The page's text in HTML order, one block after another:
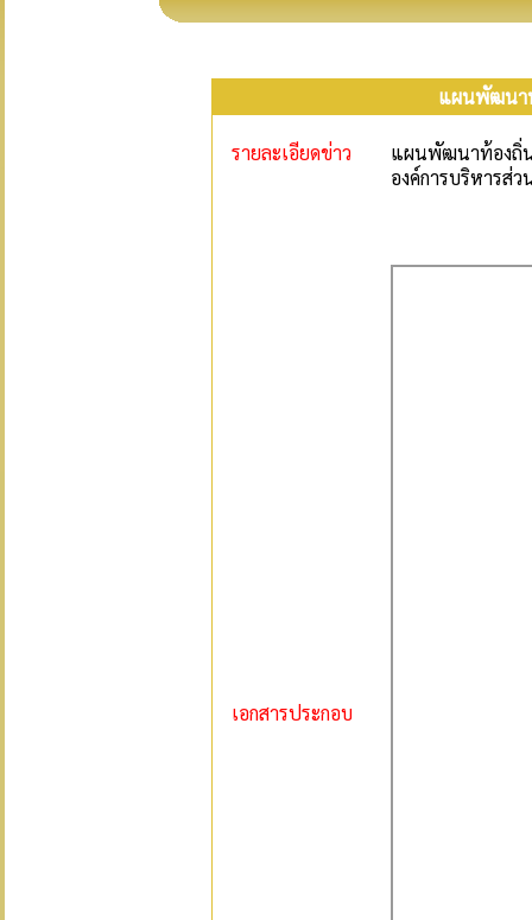
แผนพัฒนา
รายละเอียดข่าว
แผนพัฒนาท้องถิ่
องค์การบริหารส่
เอกสารประกอบ